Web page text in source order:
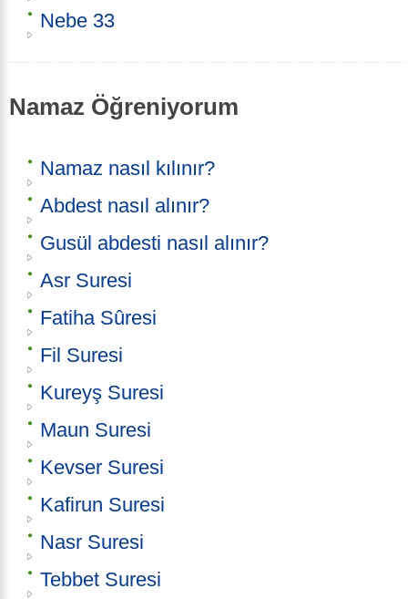
Nebe 33
Namaz Öğreniyorum
Namaz nasıl kılınır?
Abdest nasıl alınır?
Gusül abdesti nasıl alınır?
Asr Suresi
Fatiha Sûresi
Fil Suresi
Kureyş Suresi
Maun Suresi
Kevser Suresi
Kafirun Suresi
Nasr Suresi
Tebbet Suresi